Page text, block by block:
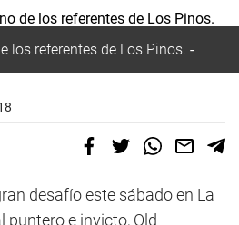
los referentes de Los Pinos.
desafío este sábado en La
puntero e invicto, Old